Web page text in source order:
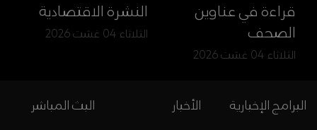
قراءة في عناوين
الصحف
الثلاثاء 04 غشت 2026
النشرة الاقتصادية
الثلاثاء 04 غشت 2026
البث المباشر الأخبار البرامج الإخبارية